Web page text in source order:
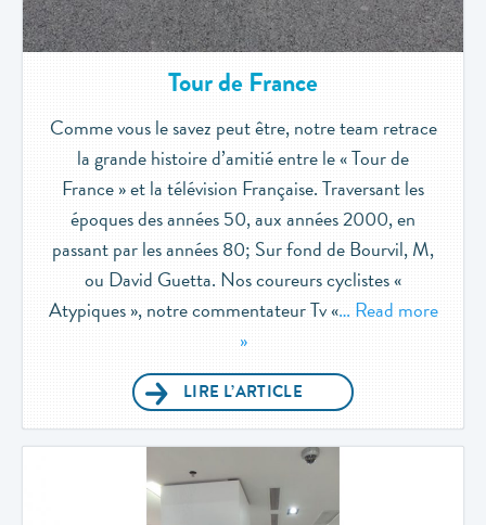
Tour de France
Comme vous le savez peut être, notre team retrace
la grande histoire d’amitié entre le « Tour de
France » et la télévision Française. Traversant les
époques des années 50, aux années 2000, en
passant par les années 80; Sur fond de Bourvil, M,
ou David Guetta. Nos coureurs cyclistes «
Atypiques », notre commentateur Tv «… Read more
»
LIRE L’ARTICLE